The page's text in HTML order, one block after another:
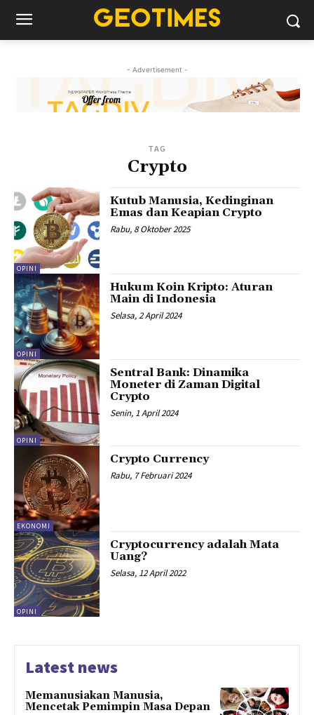
- Advertisement -
TAG
Crypto
OPINI
Kutub Manusia, Kedinginan
Emas dan Keapian Crypto
Rabu, 8 Oktober 2025
OPINI
Hukum Koin Kripto: Aturan
Main di Indonesia
Selasa, 2 April 2024
OPINI
Sentral Bank: Dinamika
Moneter di Zaman Digital
Crypto
Senin, 1 April 2024
EKONOMI
Crypto Currency
Rabu, 7 Februari 2024
OPINI
Cryptocurrency adalah Mata
Uang?
Selasa, 12 April 2022
Latest news
Memanusiakan Manusia,
Mencetak Pemimpin Masa Depan